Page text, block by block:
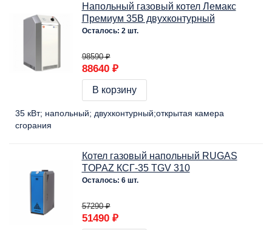
Напольный газовый котел Лемакс
Премиум 35В двухконтурный
Осталось: 2 шт.
98590 ₽
88640 ₽
В корзину
35 кВт напольный двухконтурный открытая камера
сгорания
Котел газовый напольный RUGAS
TOPAZ КСГ-35 TGV 310
Осталось: 6 шт.
57290 ₽
51490 ₽